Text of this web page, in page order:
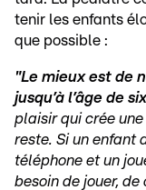
tenir les enfants
que possible :
"Le mieux est de
jusqu’à l’âge de
plaisir qui crée
reste. Si un enfant
téléphone et un
besoin de jouer,